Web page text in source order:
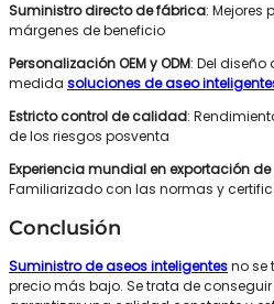
Suministro directo de fábrica: Mejores
márgenes de beneficio
Personalización OEM y ODM: Del
medida soluciones de aseo
Estricto control de calidad:
de los riesgos posventa
Experiencia mundial en exportación
Familiarizado con las normas y
Conclusión
Suministro de aseos inteligentesno se
precio más bajo. Se trata de